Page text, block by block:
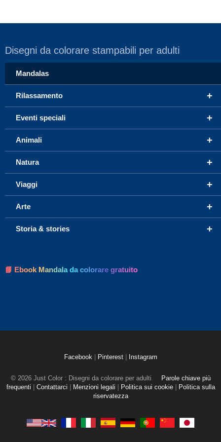
Disegni da colorare stampabili per adulti
Mandalas
+
Rilassamento
+
Eventi speciali
+
Animali
+
Natura
+
Viaggi
+
Arte
+
Storia & stories
📘 Ebook Mandala da colorare gratuito
Facebook Pinterest Instagram
© 2026 Just Color : Disegni da colorare per adulti
Parole chiave più
frequenti
Contattarci Menzioni legali Politica sui cookie
Politica sulla
riservatezza